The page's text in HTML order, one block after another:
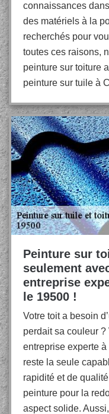
connaissances
des matériels à la
recherchés pour
toutes ces raisons,
peinture sur toiture
peinture sur tuile à
Peinture sur
seulement
entreprise
le 19500 !
Votre toit a besoin
perdait sa couleur
entreprise experte
reste la seule
rapidité et de
peinture pour la
aspect solide.